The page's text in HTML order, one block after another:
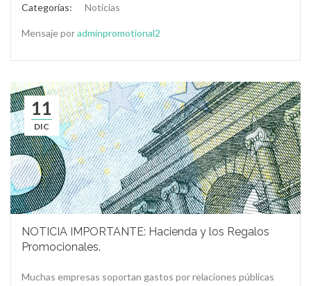
Categorías: Noticias
Mensaje poradminpromotional2
11
DIC
NOTICIA IMPORTANTE: Hacienda y los Regalos
Promocionales.
Muchas empresas soportan gastos por relaciones públicas